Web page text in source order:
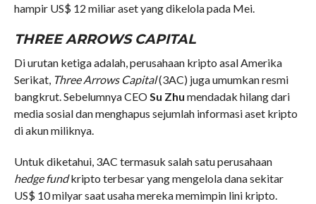
hampir US$ 12 miliar aset yang dikelola pada Mei.
THREE ARROWS CAPITAL
Di urutan ketiga adalah, perusahaan kripto asal Amerika
Serikat, Three Arrows Capital(3AC) juga umumkan resmi
bangkrut. Sebelumnya CEOSu Zhu mendadak hilang dari
media sosial dan menghapus sejumlah informasi aset kripto
di akun miliknya.
Untuk diketahui, 3AC termasuk salah satu perusahaan
hedge fundkripto terbesar yang mengelola dana sekitar
US$ 10 milyar saat usaha mereka memimpin lini kripto.